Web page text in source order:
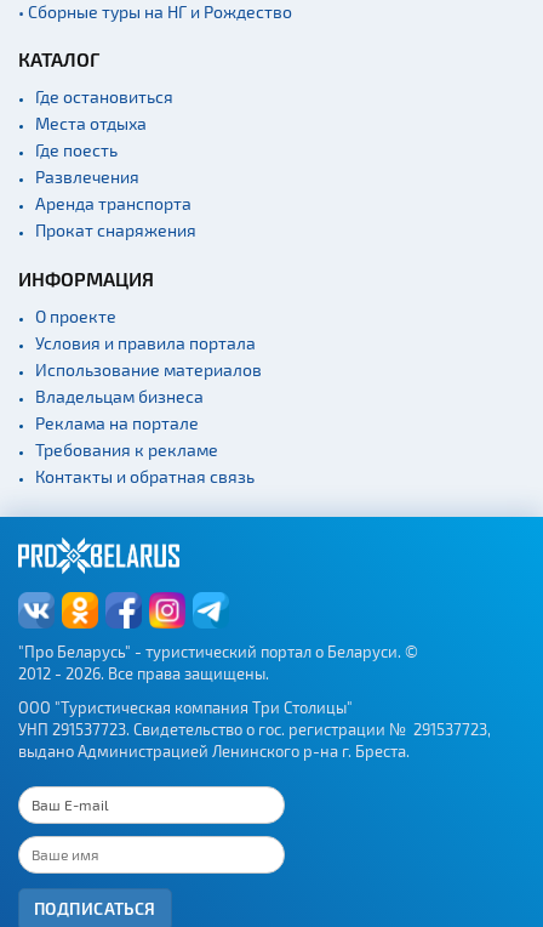
• Сборные туры на НГ и Рождество
КАТАЛОГ
Где остановиться
Места отдыха
Где поесть
Развлечения
Аренда транспорта
Прокат снаряжения
ИНФОРМАЦИЯ
О проекте
Условия и правила портала
Использование материалов
Владельцам бизнеса
Реклама на портале
Требования к рекламе
Контакты и обратная связь
"Про Беларусь" - туристический портал о Беларуси. ©
2012 - 2026. Все права защищены.
ООО "Туристическая компания Три Столицы"
УНП 291537723. Свидетельство о гос. регистрации № 291537723,
выдано Администрацией Ленинского р-на г. Бреста.
ПОДПИСАТЬСЯ